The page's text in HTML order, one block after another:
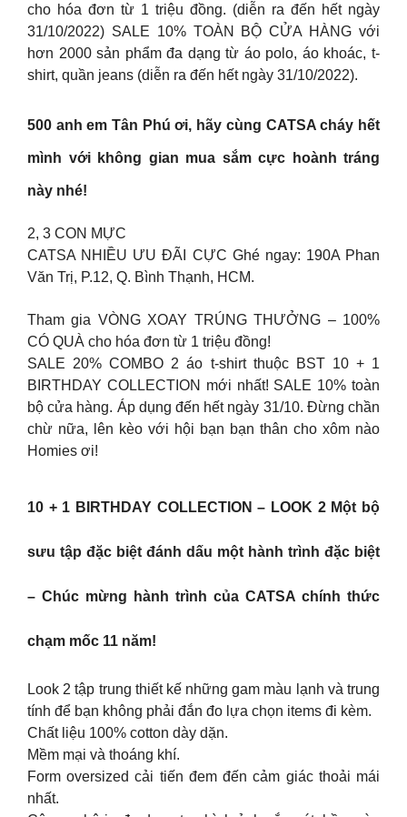
cho hóa đơn từ 1 triệu đồng. (diễn ra đến hết ngày
31/10/2022) SALE 10% TOÀN BỘ CỬA HÀNG với
hơn 2000 sản phẩm đa dạng từ áo polo, áo khoác, t-
shirt, quần jeans (diễn ra đến hết ngày 31/10/2022).
500 anh em Tân Phú ơi, hãy cùng CATSA cháy hết
mình với không gian mua sắm cực hoành tráng
này nhé!
2, 3 CON MỰC
CATSA NHIỀU ƯU ĐÃI CỰC Ghé ngay: 190A Phan
Văn Trị, P.12, Q. Bình Thạnh, HCM.
Tham gia VÒNG XOAY TRÚNG THƯỞNG – 100%
CÓ QUÀ cho hóa đơn từ 1 triệu đồng!
SALE 20% COMBO 2 áo t-shirt thuộc BST 10 + 1
BIRTHDAY COLLECTION mới nhất! SALE 10% toàn
bộ cửa hàng. Áp dụng đến hết ngày 31/10. Đừng chần
chừ nữa, lên kèo với hội bạn bạn thân cho xôm nào
Homies ơi!
10 + 1 BIRTHDAY COLLECTION – LOOK 2 Một bộ
sưu tập đặc biệt đánh dấu một hành trình đặc biệt
– Chúc mừng hành trình của CATSA chính thức
chạm mốc 11 năm!
Look 2 tập trung thiết kế những gam màu lạnh và trung
tính để bạn không phải đắn đo lựa chọn items đi kèm.
Chất liệu 100% cotton dày dặn.
Mềm mại và thoáng khí.
Form oversized cải tiến đem đến cảm giác thoải mái
nhất.